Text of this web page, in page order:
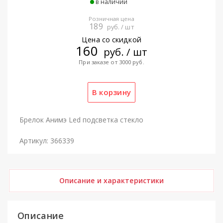
Розничная цена
189 руб. / шт
Цена со скидкой
160 руб. / шт
При заказе от 3000 руб.
Брелок Анимэ Led подсветка стекло
Артикул: 366339
Описание и характеристики
Описание